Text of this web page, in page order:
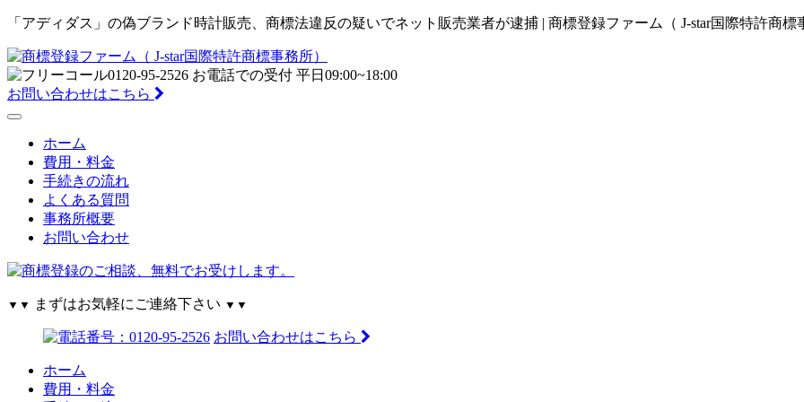
「アディダス」の偽ブランド時計販売、商標法違反の疑いでネット販売業者が逮捕 | 商標登録ファーム（ J-star国際特許商標
お問い合わせはこちら
ホーム
費用・料金
手続きの流れ
よくある質問
事務所概要
お問い合わせ
▼▼ まずはお気軽にご連絡下さい ▼▼
お問い合わせはこちら
ホーム
費用・料金